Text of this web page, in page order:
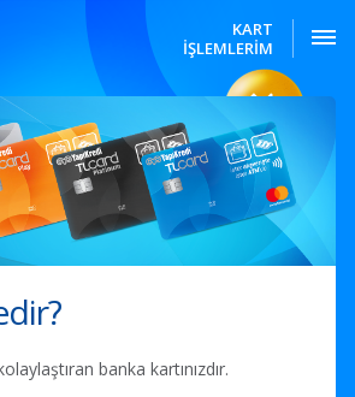
KART
İŞLEMLERİM
banka kartınızdır.